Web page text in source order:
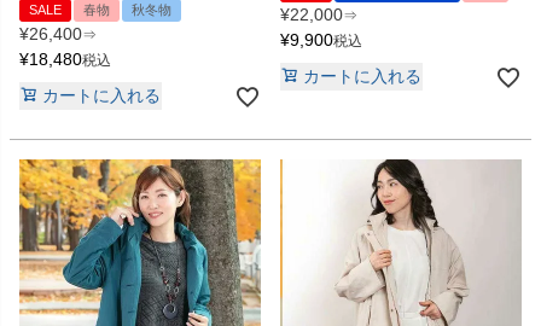
SALE 春物 秋冬物
¥26,400⇒
¥18,480税込
カートに入れる
¥22,000⇒
¥9,900税込
カートに入れる